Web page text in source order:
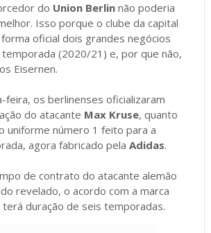
do Union Berlinnão poderia
Isso porque o clube da capital
oficial dois grandes negócios
(2020/21) e, por que não,
Eisernen.
feira, os berlinenses oficializaram
do atacante Max Kruse, quanto
uniforme número 1 feito para a
agora fabricado pela Adidas.
de contrato do atacante alemão
revelado, o acordo com a marca
duração de seis temporadas.